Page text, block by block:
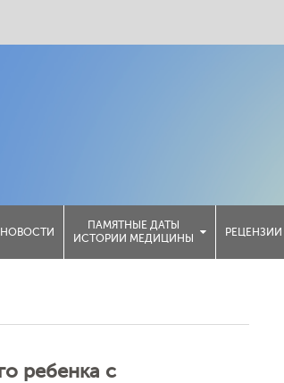
НОВОСТИ
ПАМЯТНЫЕ ДАТЫ
ИСТОРИИ МЕДИЦИНЫ
РЕЦЕНЗИИ
ребенка с